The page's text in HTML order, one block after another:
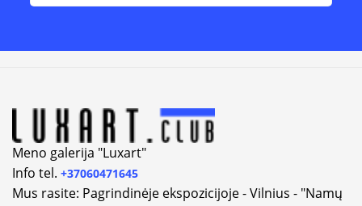
Meno galerija "Luxart"
Info tel. +37060471645
Mus rasite: Pagrindinėje ekspozicijoje - Vilnius - "Namų